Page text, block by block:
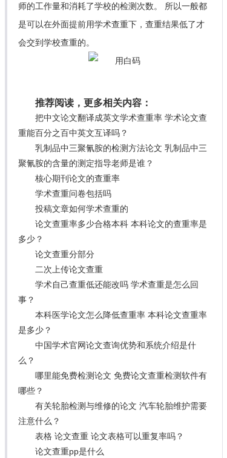
师的工作量和消耗了学校的检测次数。 所以一般都
是可以在外面提前用学术查重下，查重结果低了才
会交到学校查重的。
推荐阅读，更多相关内容：
把中文论文翻译成英文学术查重率 学术论文查
重能百分之百中英文互译吗？
乳制品中三聚氰胺的检测方法论文 乳制品中三
聚氰胺的含量的测定指导老师是谁？
核心期刊论文的查重率
学术查重问卷包括吗
投稿文章如何学术查重的
论文查重率多少合格本科 本科论文的查重率是
多少？
论文查重分部分
二次上传论文查重
学术自己查重低还能改吗 学术查重是怎么回
事？
本科医学论文怎么降低查重率 本科论文查重率
是多少？
中国学术官网论文查询优势和系统介绍是什
么？
哪里能免费检测论文 免费论文查重检测软件有
哪些？
有关轮胎检测与维修的论文 汽车轮胎维护需要
注意什么？
表格 论文查重 论文表格可以重复率吗？
论文查重pp是什么